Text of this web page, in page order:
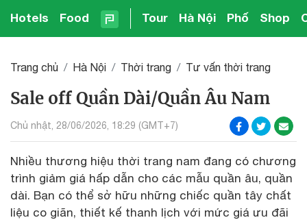
Hotels Food Tour Hà Nội Phố Shop
Trang chủ Hà Nội Thời trang Tư vấn thời trang
Sale off Quần Dài/Quần Âu Nam
Chủ nhật, 28/06/2026, 18:29 (GMT+7)
Nhiều thương hiệu thời trang nam đang có chương
trình giảm giá hấp dẫn cho các mẫu quần âu, quần
dài. Bạn có thể sở hữu những chiếc quần tây chất
liệu co giãn, thiết kế thanh lịch với mức giá ưu đãi